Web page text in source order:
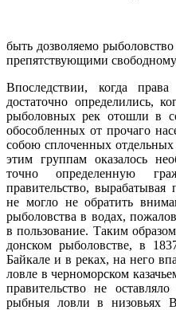
быть дозволяемо
препятствующими
Впоследствии, когда
достаточно определились,
рыболовных рек отошли в
обособленных от прочаго
собою сплоченных
этим группам оказалось
точно определенную
правительство, вырабатывая
не могло не обратить
рыболовства в водах,
в пользование. Таким
донском рыболовстве, в
Байкале и в реках, на него
ловле в черноморском
правительство не
рыбныя ловли в низовьях